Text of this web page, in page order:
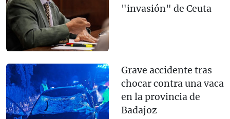
"invasión" de Ceuta
Grave accidente tras
chocar contra una vaca
en la provincia de
Badajoz